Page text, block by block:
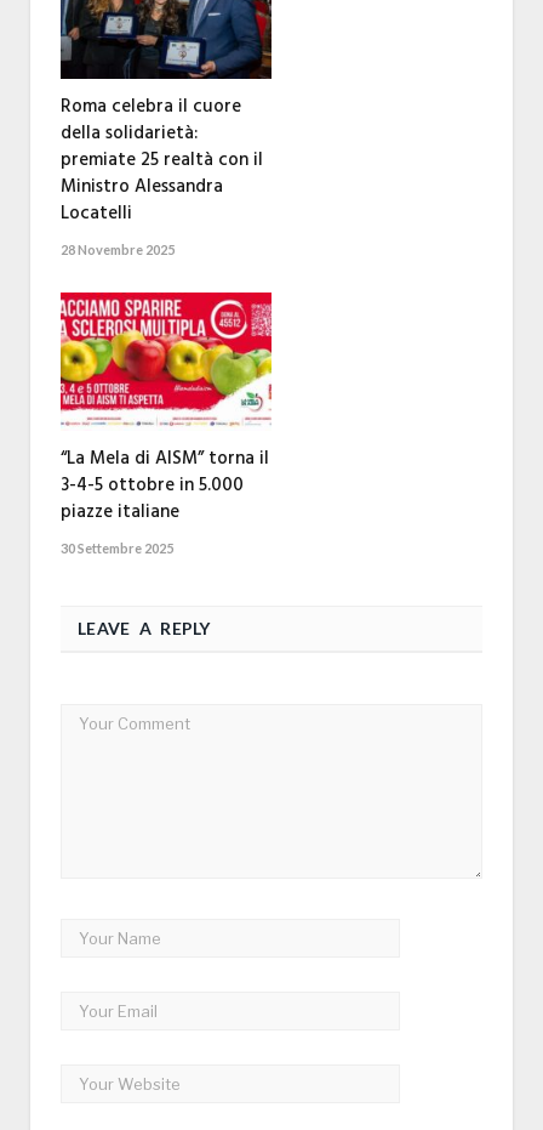
Roma celebra il cuore
della solidarietà:
premiate 25 realtà con il
Ministro Alessandra
Locatelli
28 Novembre 2025
“La Mela di AISM” torna il
3-4-5 ottobre in 5.000
piazze italiane
30 Settembre 2025
LEAVE A REPLY